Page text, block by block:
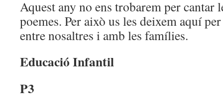
Aquest any no ens trobarem per cantar
poemes. Per això us les deixem aquí
entre nosaltres i amb les famílies.
Educació Infantil
P3